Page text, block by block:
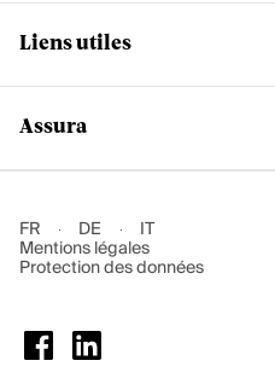
Liens utiles
Nos assurances de base
Nos assurances complémentaires
Assura
Notre groupe
Rejoindre Assura
FR DE IT
Mentions légales
Protection des données